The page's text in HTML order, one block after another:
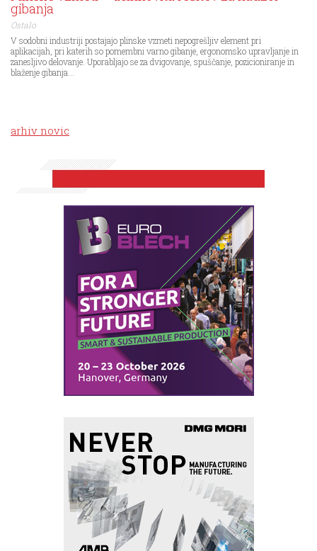
gibanja
Ostalo
V sodobni industriji postajajo plinske vzmeti nepogrešljiv element pri
aplikacijah, pri katerih so pomembni varno gibanje, ergonomsko upravljanje in
zanesljivo delovanje. Uporabljajo se za dvigovanje, spuščanje, pozicioniranje in
blaženje gibanja...
arhiv novic